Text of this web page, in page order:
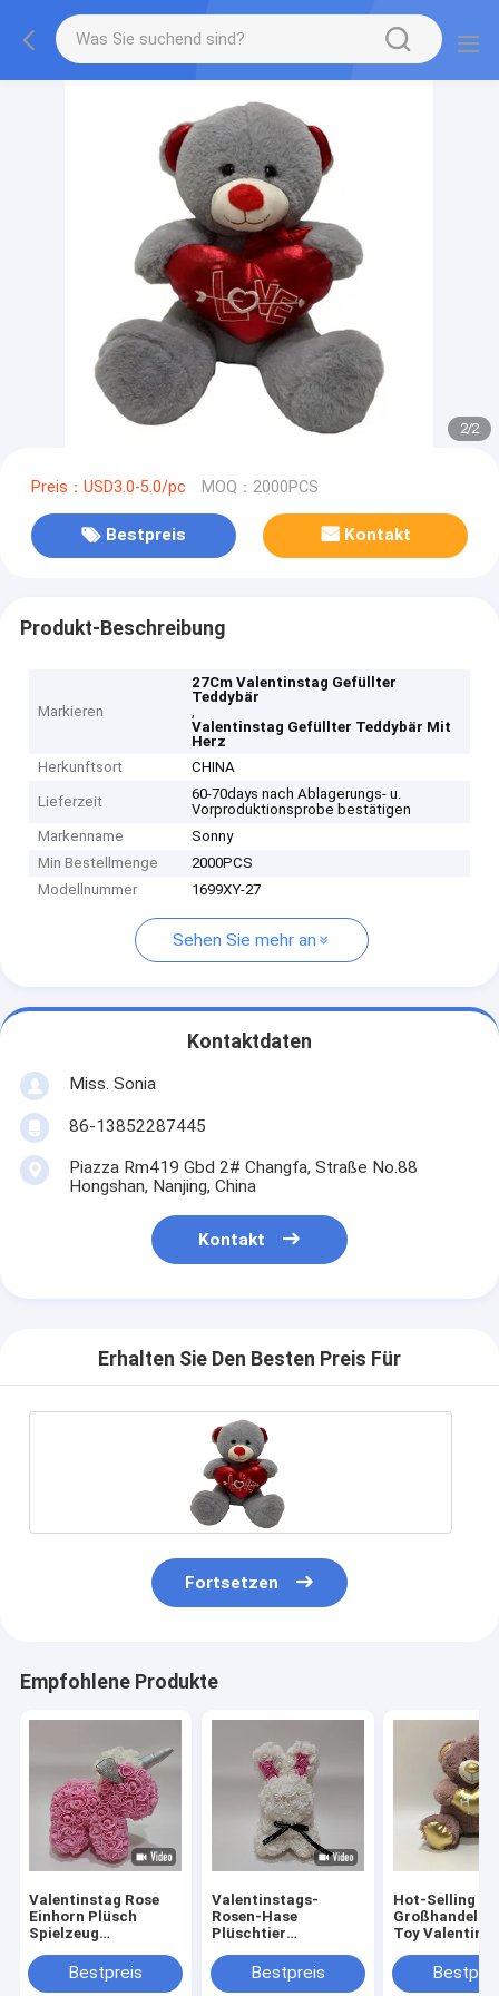
2/2
Preis：USD3.0-5.0/pc MOQ：2000PCS
Bestpreis Kontakt
Produkt-Beschreibung
Markieren
27Cm Valentinstag Gefüllter
Teddybär
,
Valentinstag Gefüllter Teddybär Mit
Herz
Herkunftsort
CHINA
Lieferzeit
60-70days nach Ablagerungs- u.
Vorproduktionsprobe bestätigen
Markenname
Sonny
Min Bestellmenge
2000PCS
Modellnummer
1699XY-27
Sehen Sie mehr an
Kontaktdaten
Miss. Sonia
86-13852287445
Piazza Rm419 Gbd 2# Changfa, Straße No.88
Hongshan, Nanjing, China
Kontakt
Erhalten Sie Den Besten Preis Für
Fortsetzen
Empfohlene Produkte
Valentinstag Rose
Einhorn Plüsch
Spielzeug
GeschenkBestpreis
Valentinstags-
Rosen-Hase
Plüschtier
Geschenk für Paare
Bestpreis
Hot-Selling
Großhandel
Toy
süßes
Liebhaber